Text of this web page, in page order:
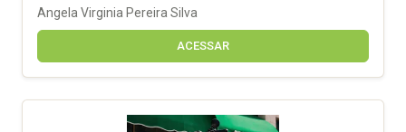
Angela Virginia Pereira Silva
ACESSAR